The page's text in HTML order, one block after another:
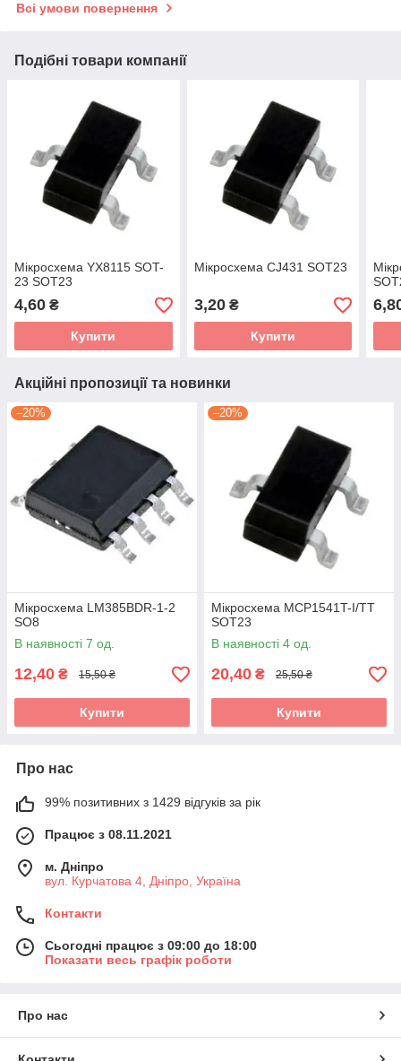
Всі умови повернення
Подібні товари компанії
Мікросхема YX8115 SOT-
23 SOT23
4,60 ₴
Купити
Мікросхема CJ431 SOT23
3,20₴
Купити
Акційні пропозиції та новинки
–20%
Мікросхема LM385BDR-1-2
SO8
В наявності 7 од.
12,40 ₴ 15,50 ₴
Купити
–20%
Мікросхема MCP1541T-I/TT
SOT23
В наявності 4 од.
20,40 ₴ 25,50 ₴
Купити
Про нас
99% позитивних з 1429 відгуків за рік
Працює з 08.11.2021
м. Дніпро
вул. Курчатова 4, Дніпро, Україна
Контакти
Сьогодні працює з 09:00 до 18:00
Показати весь графік роботи
Про нас